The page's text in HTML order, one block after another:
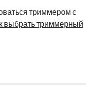
триммером с
выбрать триммерный